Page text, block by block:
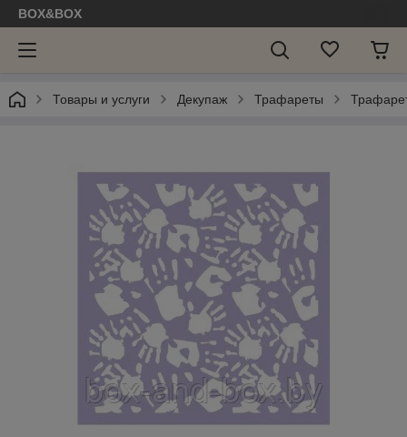
BOX&BOX
Товары и услуги Декупаж Трафареты